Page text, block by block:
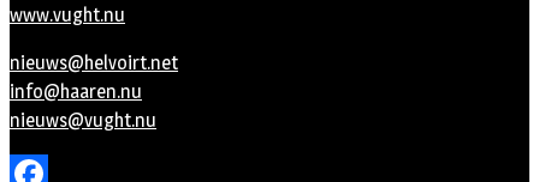
www.vught.nu
nieuws@helvoirt.net
info@haaren.nu
nieuws@vught.nu